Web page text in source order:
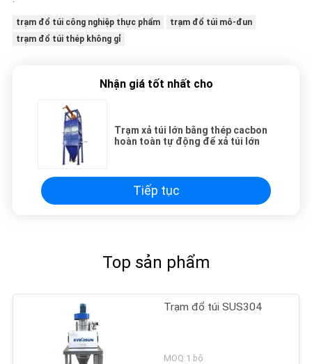
trạm đổ túi công nghiệp thực phẩm
trạm đổ túi mô-đun
trạm đổ túi thép không gỉ
Nhận giá tốt nhất cho
Trạm xả túi lớn bằng thép cacbon
hoàn toàn tự động để xả túi lớn
Tiếp tục
Top sản phẩm
Trạm đổ túi SUS304
MOQ:1 bộ